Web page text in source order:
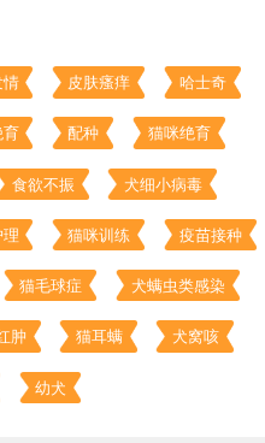
皮肤瘙痒 哈士奇
配种 猫咪绝育
食欲不振 犬细小病毒
猫咪训练 疫苗接种
猫毛球症 犬螨虫类感染
肿 猫耳螨 犬窝咳
幼犬